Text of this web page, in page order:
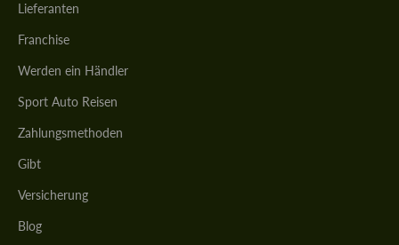
Lieferanten
Franchise
Werden ein Händler
Sport Auto Reisen
Zahlungsmethoden
Gibt
Versicherung
Blog